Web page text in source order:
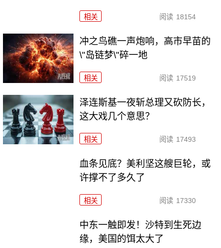
相关 阅读 18154
冲之鸟礁一声炮响，高市早苗的
\"岛链梦\"碎一地
相关 阅读 17519
泽连斯基一夜斩总理又砍防长，
这大戏几个意思？
相关 阅读 17493
血条见底？美利坚这艘巨轮，或
许撑不了多久了
相关 阅读 17330
中东一触即发！沙特到生死边
缘，美国的饵太大了